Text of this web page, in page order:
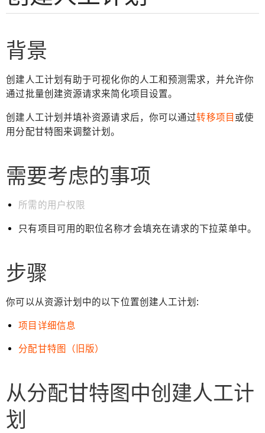
背景
创建人工计划有助于可视化你的人工和预测需求，并允许你
通过批量创建资源请求来简化项目设置。
创建人工计划并填补资源请求后，你可以通过转移项目 或使
用分配甘特图来调整计划。
需要考虑的事项
所需的用户权限
只有项目可用的职位名称才会填充在请求的下拉菜单中。
步骤
你可以从资源计划中的以下位置创建人工计划:
项目详细信息
分配甘特图（旧版）
从分配甘特图中创建人工计
划